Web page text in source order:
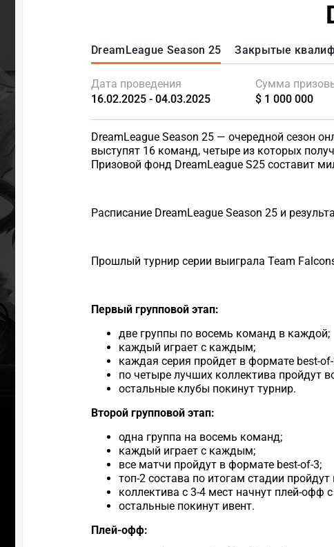
DreamLeague Season 25 Закрытые
Дата проведения
16.02.2025 - 04.03.2025
Сумма
$ 1 000 000
DreamLeague Season 25 — очередной сезон
выступят 16 команд, четыре из которых
Призовой фонд DreamLeague S25 составит
Расписание DreamLeague Season 25 и
Прошлый турнир серии выиграла Team
Первый групповой этап:
две группы по восемь команд в каждой;
каждый играет с каждым;
каждая серия пройдет в формате best-
по четыре лучших коллектива пройдут
остальные клубы покинут турнир.
Второй групповой этап:
одна группа на восемь команд;
каждый играет с каждым;
все матчи пройдут в формате best-of-3;
топ-2 состава по итогам стадии
коллектива с 3-4 мест начнут плей-офф
остальные покинут ивент.
Плей-офф: